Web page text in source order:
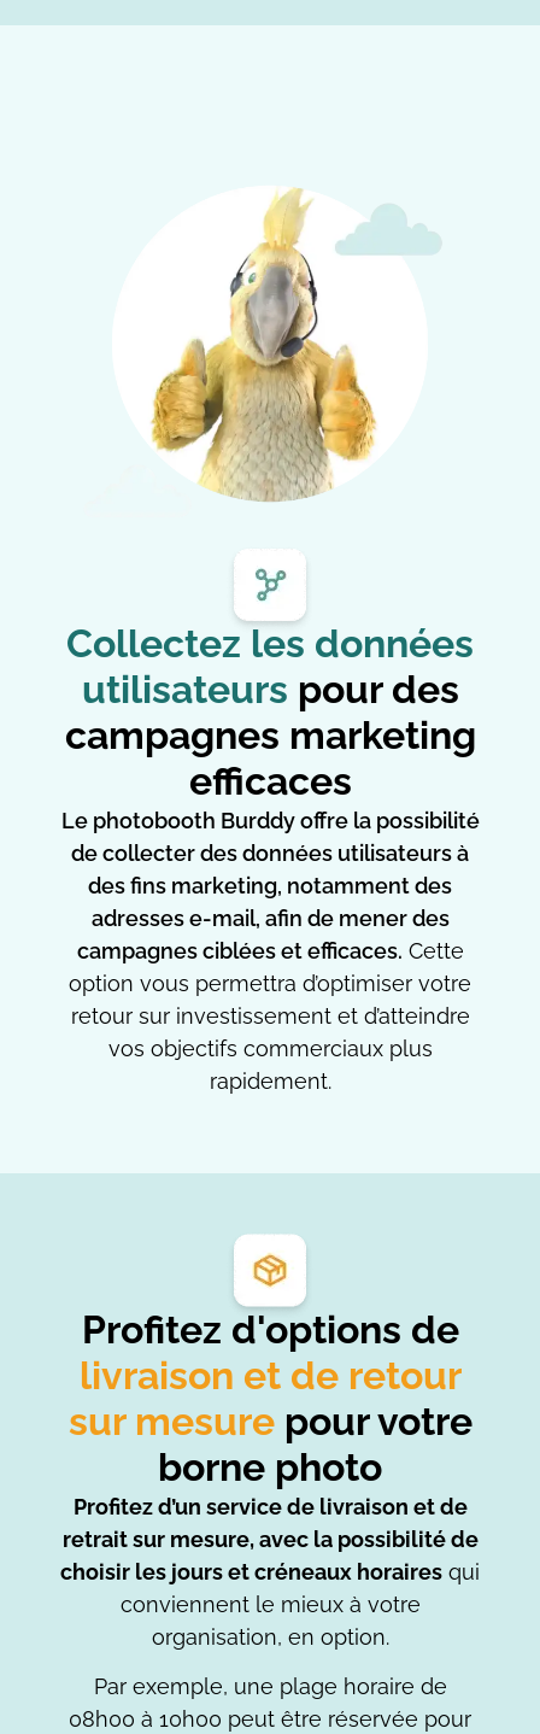
Collectez les données
utilisateurs pour des
campagnes marketing
efficaces
Le photobooth Burddy offre la possibilité
de collecter des données utilisateurs à
des fins marketing, notamment des
adresses e-mail, afin de mener des
campagnes ciblées et efficaces. Cette
option vous permettra d’optimiser votre
retour sur investissement et d’atteindre
vos objectifs commerciaux plus
rapidement.
Profitez d'options de
livraison et de retour
sur mesurepour votre
borne photo
Profitez d’un service de livraison et de
retrait sur mesure, avec la possibilité de
choisir les jours et créneaux horaires qui
conviennent le mieux à votre
organisation, en option.
Par exemple, une plage horaire de
08h00 à 10h00 peut être réservée pour